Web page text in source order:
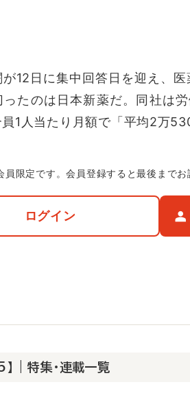
12日に集中回答日を迎え、
ったのは日本新薬だ。同社は
1人当たり月額で「平均2万
員限定です。会員登録すると最後までお
ログイン
| 特集・連載一覧